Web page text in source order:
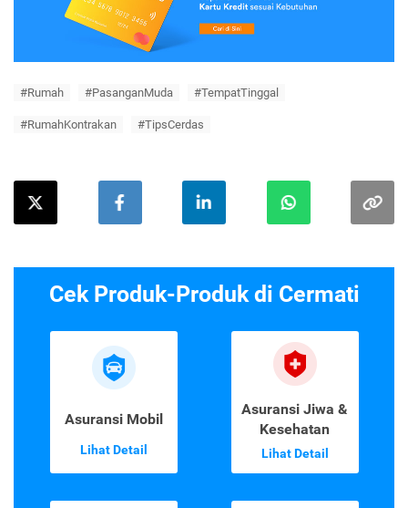
#Rumah #PasanganMuda #TempatTinggal
#RumahKontrakan #TipsCerdas
Cek Produk-Produk di Cermati
Asuransi Mobil
Lihat Detail
Asuransi Jiwa &
Kesehatan
Lihat Detail